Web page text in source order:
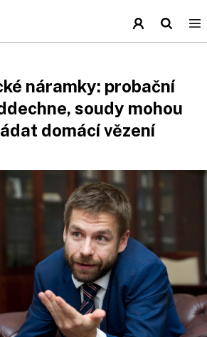
náramky: probační
soudy mohou
domácí vězení